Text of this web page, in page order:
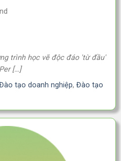
trình học vẽ độc đáo 'từ đầu'
[…]
tạo doanh nghiệp, Đào tạo